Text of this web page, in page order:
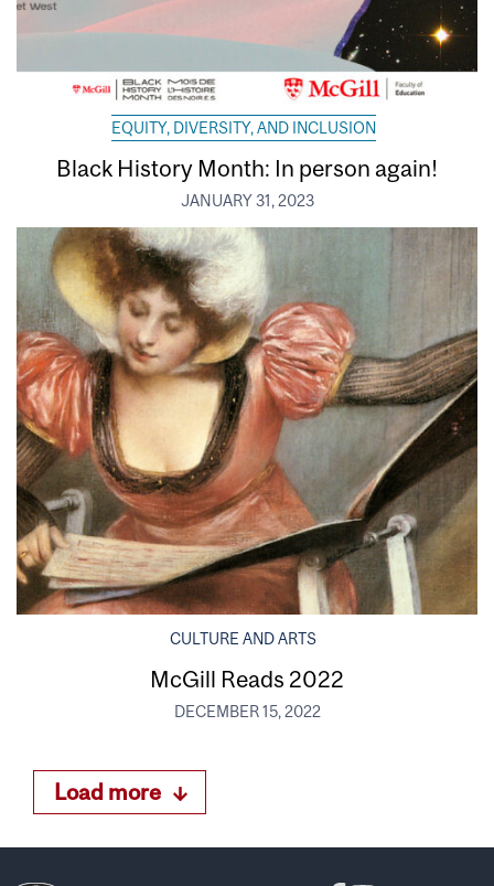
EQUITY, DIVERSITY, AND INCLUSION
Black History Month: In person again!
JANUARY 31, 2023
CULTURE AND ARTS
McGill Reads 2022
DECEMBER 15, 2022
Load more